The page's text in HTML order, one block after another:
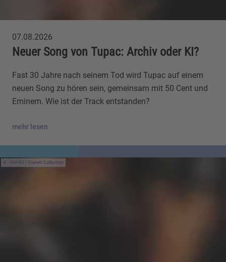
07.08.2026
Neuer Song von Tupac: Archiv oder KI?
Fast 30 Jahre nach seinem Tod wird Tupac auf einem
neuen Song zu hören sein, gemeinsam mit 50 Cent und
Eminem. Wie ist der Track entstanden?
mehr lesen
IMAGO / Everett Collection